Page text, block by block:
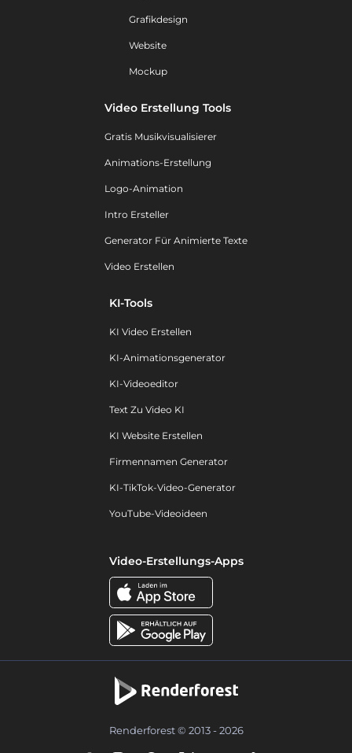
Grafikdesign
Website
Mockup
Video Erstellung Tools
Gratis Musikvisualisierer
Animations-Erstellung
Logo-Animation
Intro Ersteller
Generator Für Animierte Texte
Video Erstellen
KI-Tools
KI Video Erstellen
KI-Animationsgenerator
KI-Videoeditor
Text Zu Video KI
KI Website Erstellen
Firmennamen Generator
KI-TikTok-Video-Generator
YouTube-Videoideen
Video-Erstellungs-Apps
Renderforest © 2013 - 2026